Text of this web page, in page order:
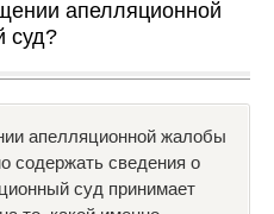
апелляционной
суд?
апелляционной жалобы
содержать сведения о
суд принимает